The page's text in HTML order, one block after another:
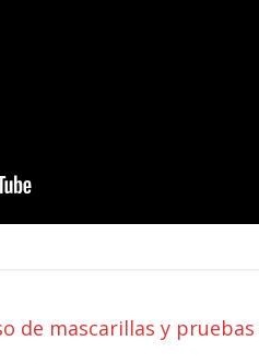
de mascarillas y